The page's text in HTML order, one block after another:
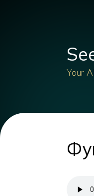
Your